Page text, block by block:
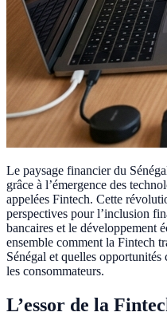
Le paysage financier du
grâce à l’émergence des
appelées Fintech. Cette
perspectives pour l’inclusion
bancaires et le développement
ensemble comment la Fintech
Sénégal et quelles opportunités
les consommateurs.
L’essor de la